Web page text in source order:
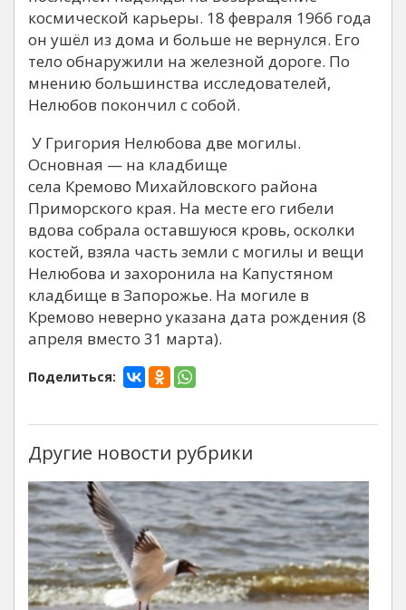
космической карьеры. 18 февраля 1966 года
он ушёл из дома и больше не вернулся. Его
тело обнаружили на железной дороге. По
мнению большинства исследователей,
Нелюбов покончил с собой.
У Григория Нелюбова две могилы.
Основная — на кладбище
села Кремово Михайловского района
Приморского края. На месте его гибели
вдова собрала оставшуюся кровь, осколки
костей, взяла часть земли с могилы и вещи
Нелюбова и захоронила на Капустяном
кладбище в Запорожье. На могиле в
Кремово неверно указана дата рождения (8
апреля вместо 31 марта).
Поделиться:
Другие новости рубрики